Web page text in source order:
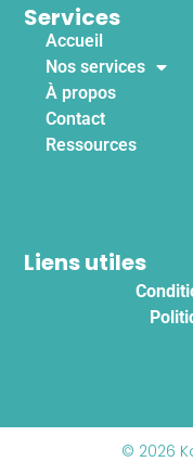
Services
Accueil
Nos services
À propos
Contact
Ressources
Liens utiles
© 2026